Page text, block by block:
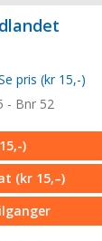
pris (kr 15,-)
- Bnr 52
)
(kr 15,–)